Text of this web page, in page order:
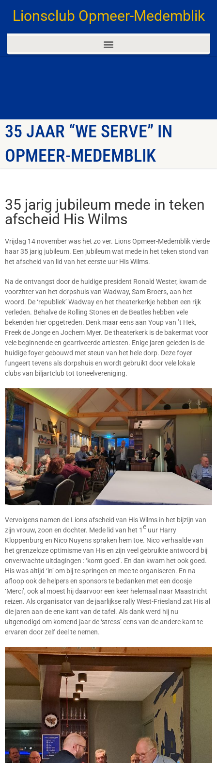
Lionsclub Opmeer-Medemblik
35 JAAR “WE SERVE” IN
OPMEER-MEDEMBLIK
35 jarig jubileum mede in teken
afscheid His Wilms
Vrijdag 14 november was het zo ver. Lions Opmeer-Medemblik vierde
haar 35 jarig jubileum. Een jubileum wat mede in het teken stond van
het afscheid van lid van het eerste uur His Wilms.
Na de ontvangst door de huidige president Ronald Wester, kwam de
voorzitter van het dorpshuis van Wadway, Sam Broers, aan het
woord. De ‘republiek’ Wadway en het theaterkerkje hebben een rijk
verleden. Behalve de Rolling Stones en de Beatles hebben vele
bekenden hier opgetreden. Denk maar eens aan Youp van ’t Hek,
Freek de Jonge en Jochem Myer. De theaterkerk is de bakermat voor
vele beginnende en gearriveerde artiesten. Enige jaren geleden is de
huidige foyer gebouwd met steun van het hele dorp. Deze foyer
fungeert tevens als dorpshuis en wordt gebruikt door vele lokale
clubs van biljartclub tot toneelvereniging.
Vervolgens namen de Lions afscheid van His Wilms in het bijzijn van
zijn vrouw, zoon en dochter. Mede lid van het 1e uur Harry
Kloppenburg en Nico Nuyens spraken hem toe. Nico verhaalde van
het grenzeloze optimisme van His en zijn veel gebruikte antwoord bij
onverwachte uitdagingen : ‘komt goed’. En dan kwam het ook goed.
His was altijd ‘in’ om bij te springen en mee te organiseren. En na
afloop ook de helpers en sponsors te bedanken met een doosje
‘Merci’, ook al moest hij daarvoor een keer helemaal naar Maastricht
reizen. Als organisator van de jaarlijkse rally West-Friesland zat His al
die jaren aan de ene kant van de tafel. Als dank werd hij nu
uitgenodigd om komend jaar de ‘stress’ eens van de andere kant te
ervaren door zelf deel te nemen.